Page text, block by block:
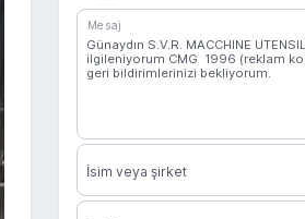
Mesaj
İsim veya şirket